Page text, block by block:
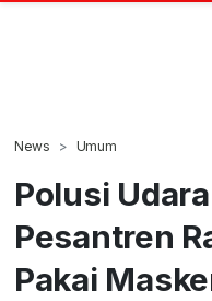
News Umum
Polusi
Pesantren
Pakai